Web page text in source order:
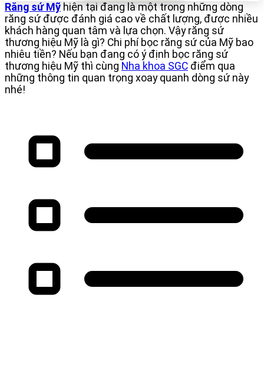
Răng sứ Mỹ hiện tại đang là một trong những dòng
răng sứ được đánh giá cao về chất lượng, được nhiều
khách hàng quan tâm và lựa chọn. Vậy răng sứ
thương hiệu Mỹ là gì? Chi phí bọc răng sứ của Mỹ bao
nhiêu tiền? Nếu bạn đang có ý định bọc răng sứ
thương hiệu Mỹ thì cùng Nha khoa SGC điểm qua
những thông tin quan trọng xoay quanh dòng sứ này
nhé!